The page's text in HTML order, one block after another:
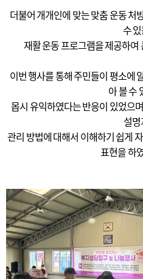
더불어 개개인에 맞는 맞춤 운동 처
수
재활 운동 프로그램을 제공하
이번 행사를 통해 주민들이 평소에
아 볼 수
몹시 유익하였다는 반응이 있었으
설
관리 방법에 대해서 이해하기 쉽게
표현을 하